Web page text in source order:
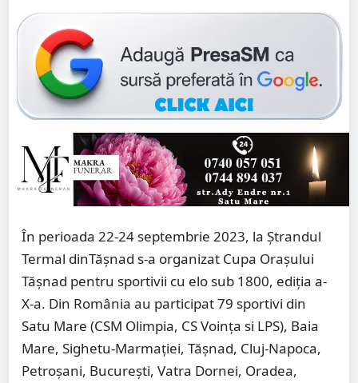
În perioada 22-24 septembrie 2023, la Ștrandul
Termal dinTășnad s-a organizat Cupa Orașului
Tășnad pentru sportivii cu elo sub 1800, ediția a-
X-a. Din România au participat 79 sportivi din
Satu Mare (CSM Olimpia, CS Voința si LPS), Baia
Mare, Sighetu-Marmației, Tășnad, Cluj-Napoca,
Petroșani, București, Vatra Dornei, Oradea,